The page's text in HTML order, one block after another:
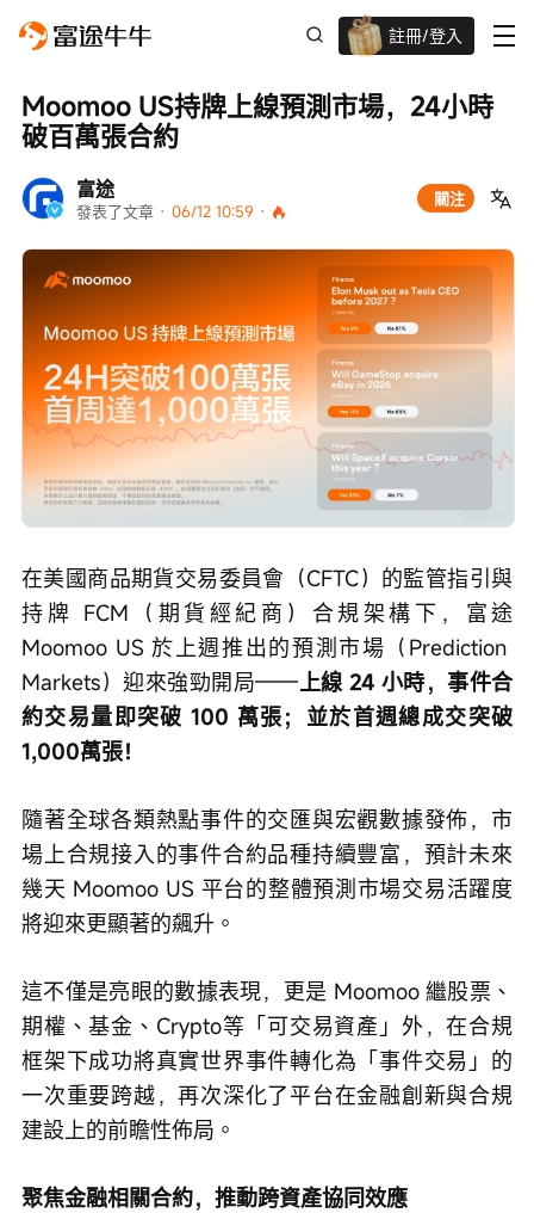
註冊/登入
富途
發表了文章 · 06/12 10:59 ·
關注
Moomoo US持牌上線預測市場，24小時
破百萬張合約
在美國商品期貨交易委員會（CFTC）的監管指引與
持牌 FCM（期貨經紀商）合規架構下，富途
Moomoo US 於上週推出的預測市場（Prediction
Markets）迎來強勁開局—— 上線 24 小時，事件合
約交易量即突破 100 萬張；並於首週總成交突破
1,000萬張！
隨著全球各類熱點事件的交匯與宏觀數據發佈，市
場上合規接入的事件合約品種持續豐富，預計未來
幾天 Moomoo US 平台的整體預測市場交易活躍度
將迎來更顯著的飆升。
這不僅是亮眼的數據表現，更是 Moomoo 繼股票、
期權、基金、Crypto等「可交易資產」外，在合規
框架下成功將真實世界事件轉化為「事件交易」的
一次重要跨越，再次深化了平台在金融創新與合規
建設上的前瞻性佈局。
聚焦金融相關合約，推動跨資產協同效應